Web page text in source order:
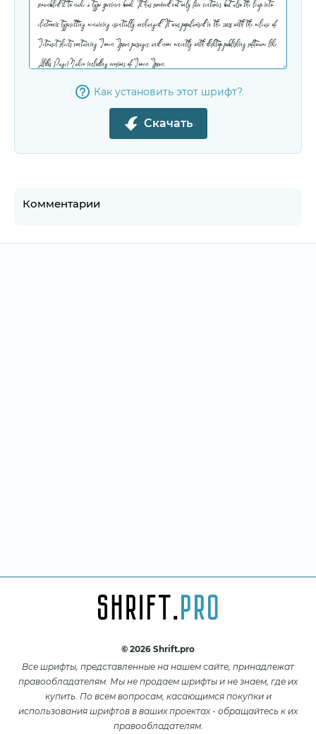
Как установить этот шрифт?
Скачать
Комментарии
© 2026 Shrift.pro
Все шрифты, представленные на нашем сайте, принадлежат
правообладателям. Мы не продаем шрифты и не знаем, где их
купить. По всем вопросам, касающимся покупки и
использования шрифтов в ваших проектах - обращайтесь к их
правообладателям.